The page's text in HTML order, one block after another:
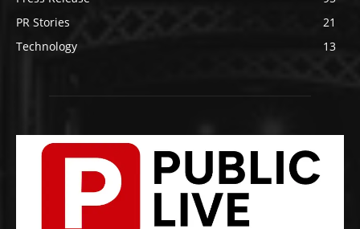
PR Stories
21
Technology
13